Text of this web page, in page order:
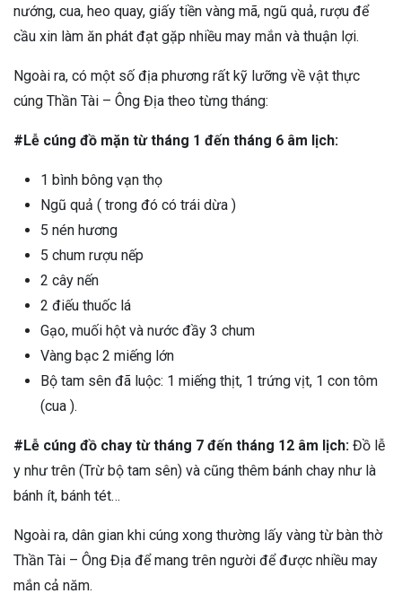
nướng, cua, heo quay, giấy tiền vàng mã, ngũ quả, rượu để
cầu xin làm ăn phát đạt gặp nhiều may mắn và thuận lợi.
Ngoài ra, có một số địa phương rất kỹ lưỡng về vật thực
cúng Thần Tài – Ông Địa theo từng tháng:
#Lễ cúng đồ mặn từ tháng 1 đến tháng 6 âm lịch:
1 bình bông vạn thọ
Ngũ quả ( trong đó có trái dừa )
5 nén hương
5 chum rượu nếp
2 cây nến
2 điếu thuốc lá
Gạo, muối hột và nước đầy 3 chum
Vàng bạc 2 miếng lớn
Bộ tam sên đã luộc: 1 miếng thịt, 1 trứng vịt, 1 con tôm
(cua ).
#Lễ cúng đồ chay từ tháng 7 đến tháng 12 âm lịch: Đồ lễ
y như trên (Trừ bộ tam sên) và cũng thêm bánh chay như là
bánh ít, bánh tét…
Ngoài ra, dân gian khi cúng xong thường lấy vàng từ bàn thờ
Thần Tài – Ông Địa để mang trên người để được nhiều may
mắn cả năm.